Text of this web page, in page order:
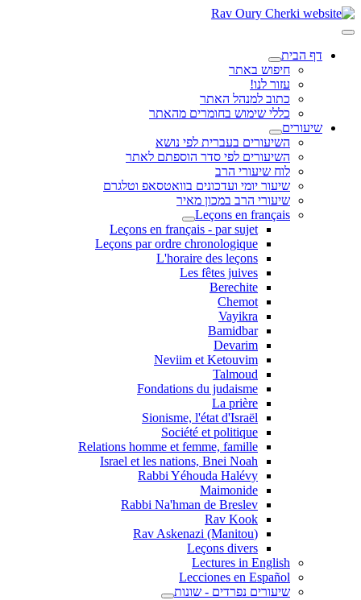
דף הבית
חיפוש באתר
עזור לנו!
כתוב למנהל האתר
כללי שימוש בחומרים מהאתר
שיעורים
השיעורים בעברית לפי נושא
השיעורים לפי סדר הוספתם לאתר
לוח שיעורי הרב
שיעור יומי ועדכונים בוואטסאפ וטלגרם
שיעורי הרב במכון מאיר
Leçons en français
Leçons en français - par sujet
Leçons par ordre chronologique
L'horaire des leçons
Les fêtes juives
Berechite
Chemot
Vayikra
Bamidbar
Devarim
Neviim et Ketouvim
Talmoud
Fondations du judaisme
La prière
Sionisme, l'état d'Israël
Société et politique
Relations homme et femme, famille
Israel et les nations, Bnei Noah
Rabbi Yéhouda Halévy
Maimonide
Rabbi Na'hman de Breslev
Rav Kook
(Rav Askenazi (Manitou
Leçons divers
Lectures in English
Lecciones en Español
שיעורים נפרדים - שונות